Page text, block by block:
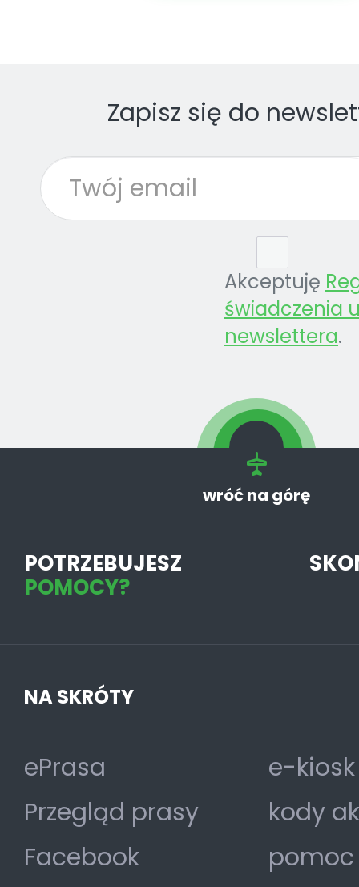
Zapisz się do
Akceptuję
świadczenia
newslettera.
wróć na górę
POTRZEBUJESZ
POMOCY?
NA SKRÓTY
ePrasa
Przegląd prasy
Facebook
e-
kody
pomoc